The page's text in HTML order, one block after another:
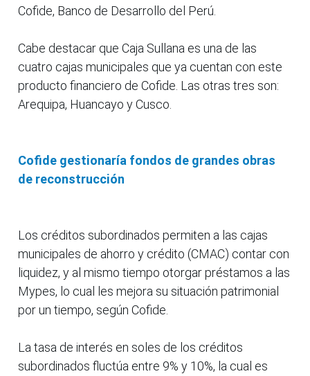
Cofide, Banco de Desarrollo del Perú.
Cabe destacar que Caja Sullana es una de las
cuatro cajas municipales que ya cuentan con este
producto financiero de Cofide. Las otras tres son:
Arequipa, Huancayo y Cusco.
Cofide gestionaría fondos de grandes obras
de reconstrucción
Los créditos subordinados permiten a las cajas
municipales de ahorro y crédito (CMAC) contar con
liquidez, y al mismo tiempo otorgar préstamos a las
Mypes, lo cual les mejora su situación patrimonial
por un tiempo, según Cofide.
La tasa de interés en soles de los créditos
subordinados fluctúa entre 9% y 10%, la cual es